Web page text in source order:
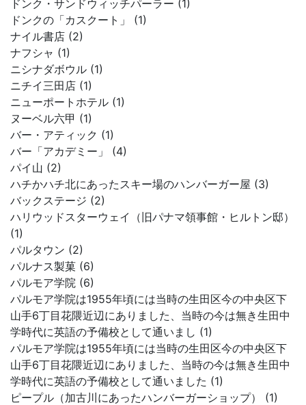
ドンク・サンドウィッチパーラー (1)
ドンクの「カスクート」 (1)
ナイル書店 (2)
ナフシャ (1)
ニシナダボウル (1)
ニチイ三田店 (1)
ニューポートホテル (1)
ヌーベル六甲 (1)
バー・アティック (1)
バー「アカデミー」 (4)
パイ山 (2)
ハチかハチ北にあったスキー場のハンバーガー屋 (3)
バックステージ (2)
ハリウッドスターウェイ（旧パナマ領事館・ヒルトン邸）
(1)
パルタウン (2)
パルナス製菓 (6)
パルモア学院 (6)
パルモア学院は1955年頃には当時の生田区今の中央区下
山手6丁目花隈近辺にありました、当時の今は無き生田中
学時代に英語の予備校として通いまし (1)
パルモア学院は1955年頃には当時の生田区今の中央区下
山手6丁目花隈近辺にありました、当時の今は無き生田中
学時代に英語の予備校として通いました (1)
ピープル（加古川にあったハンバーガーショップ） (1)